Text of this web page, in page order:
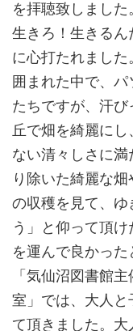
を拝聴致しまし
生きろ！生きるん
に心打たれまし
囲まれた中で、
たちですが、汗
丘で畑を綺麗に
ない清々しさに
り除いた綺麗な
の収穫を見て、ゆ
う」と仰って頂
を運んで良かっ
「気仙沼図書館
室」では、大人と
て頂きました。